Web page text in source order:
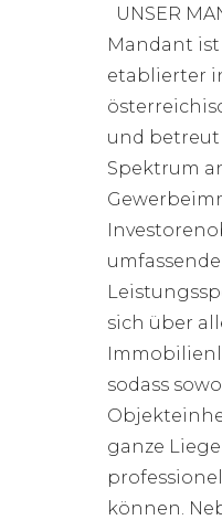
UNSER
Mandant ist
etablierter
und
Spektrum
umfassende
sich über
sodass
ganze
können.